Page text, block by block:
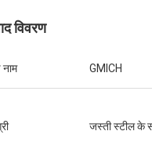
विवरण
नाम GMICH
जस्ती स्टील के